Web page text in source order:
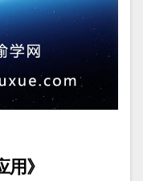
》